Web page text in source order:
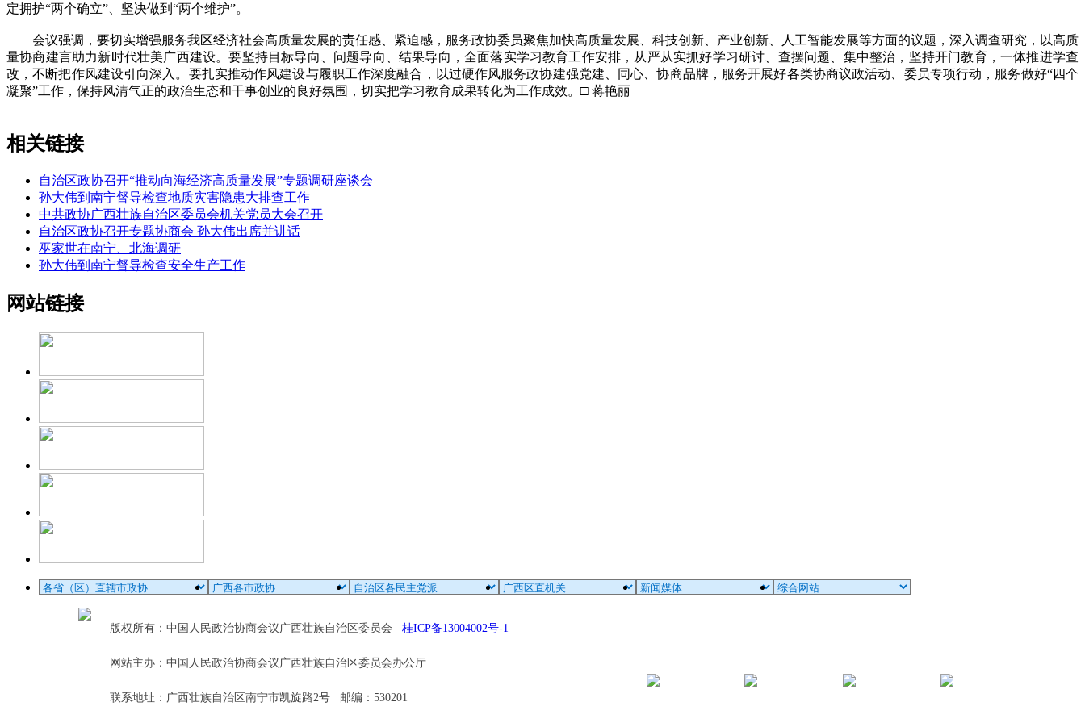
定拥护“两个确立”、坚决做到“两个维护”。
会议强调，要切实增强服务我区经济社会高质量发展的责任感、紧迫感，服务政协委员聚焦加快高质量发展、科技创新、产业创新、人工智能发展等方面的议题，深入调查研究，以高质
量协商建言助力新时代壮美广西建设。要坚持目标导向、问题导向、结果导向，全面落实学习教育工作安排，从严从实抓好学习研讨、查摆问题、集中整治，坚持开门教育，一体推进学查
改，不断把作风建设引向深入。要扎实推动作风建设与履职工作深度融合，以过硬作风服务政协建强党建、同心、协商品牌，服务开展好各类协商议政活动、委员专项行动，服务做好“四个
凝聚”工作，保持风清气正的政治生态和干事创业的良好氛围，切实把学习教育成果转化为工作成效。□ 蒋艳丽
相关链接
自治区政协召开“推动向海经济高质量发展”专题调研座谈会
孙大伟到南宁督导检查地质灾害隐患大排查工作
中共政协广西壮族自治区委员会机关党员大会召开
自治区政协召开专题协商会 孙大伟出席并讲话
巫家世在南宁、北海调研
孙大伟到南宁督导检查安全生产工作
网站链接
版权所有：中国人民政治协商会议广西壮族自治区委员会 桂ICP备13004002号-1
网站主办：中国人民政治协商会议广西壮族自治区委员会办公厅
联系地址：广西壮族自治区南宁市凯旋路2号 邮编：530201